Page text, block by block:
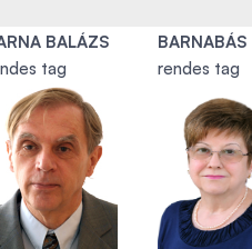
BALÁZS
tag
rendes tag